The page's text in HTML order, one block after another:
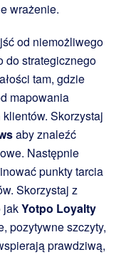
wrażenie.
od niemożliwego
do strategicznego
tam, gdzie
mapowania
Skorzystaj
aby znaleźć
Następnie
punkty tarcia
Skorzystaj z
jakYotpo Loyalty
pozytywne szczyty,
prawdziwą,